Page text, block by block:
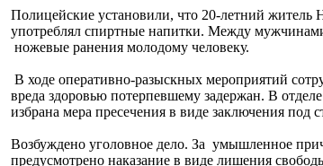
Полицейские установили, что 20-летний житель
употреблял спиртные напитки. Между
ножевые ранения молодому человеку.
В ходе оперативно-разыскных мероприятий
вреда здоровью потерпевшему задержан. В
избрана мера пресечения в виде заключения под
Возбуждено уголовное дело. За умышленное
предусмотрено наказание в виде лишения